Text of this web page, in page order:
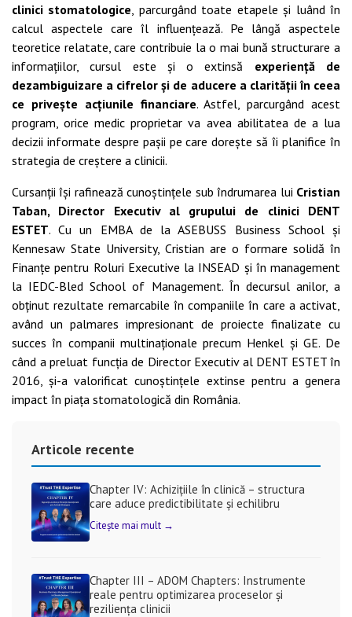
clinici stomatologice , parcurgând toate etapele și luând în
calcul aspectele care îl influențează. Pe lângă aspectele
teoretice relatate, care contribuie la o mai bună structurare a
informațiilor, cursul este și o extinsă experiență de
dezambiguizare a cifrelor și de aducere a clarității în ceea
ce privește acțiunile financiare. Astfel, parcurgând acest
program, orice medic proprietar va avea abilitatea de a lua
decizii informate despre pașii pe care dorește să îi planifice în
strategia de creștere a clinicii.
Cursanții își rafinează cunoștințele sub îndrumarea lui Cristian
Taban, Director Executiv al grupului de clinici DENT
ESTET. Cu un EMBA de la ASEBUSS Business School și
Kennesaw State University, Cristian are o formare solidă în
Finanțe pentru Roluri Executive la INSEAD și în management
la IEDC-Bled School of Management. În decursul anilor, a
obținut rezultate remarcabile în companiile în care a activat,
având un palmares impresionant de proiecte finalizate cu
succes în companii multinaționale precum Henkel și GE. De
când a preluat funcția de Director Executiv al DENT ESTET în
2016, și-a valorificat cunoștințele extinse pentru a genera
impact în piața stomatologică din România.
Articole recente
Chapter IV: Achizițiile în clinică – structura
care aduce predictibilitate și echilibru
Citește mai mult →
Chapter III – ADOM Chapters: Instrumente
reale pentru optimizarea proceselor și
reziliența clinicii